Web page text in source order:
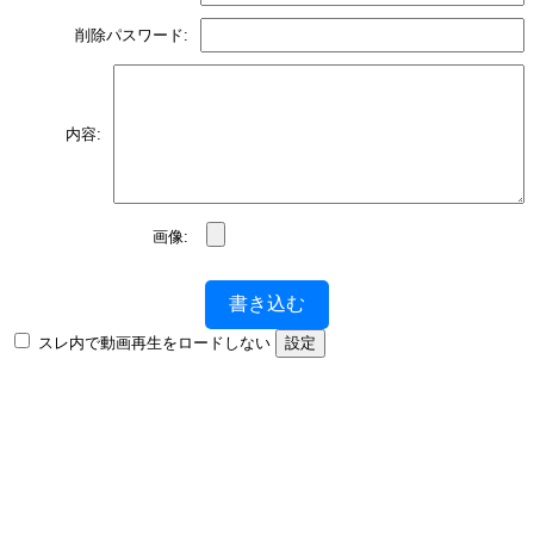
削除パスワード:
内容:
画像:
書き込む
スレ内で動画再生をロードしない